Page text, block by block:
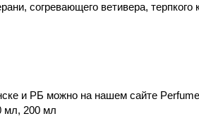
согревающего ветивера,
и РБ можно на нашем сайте
мл, 200 мл